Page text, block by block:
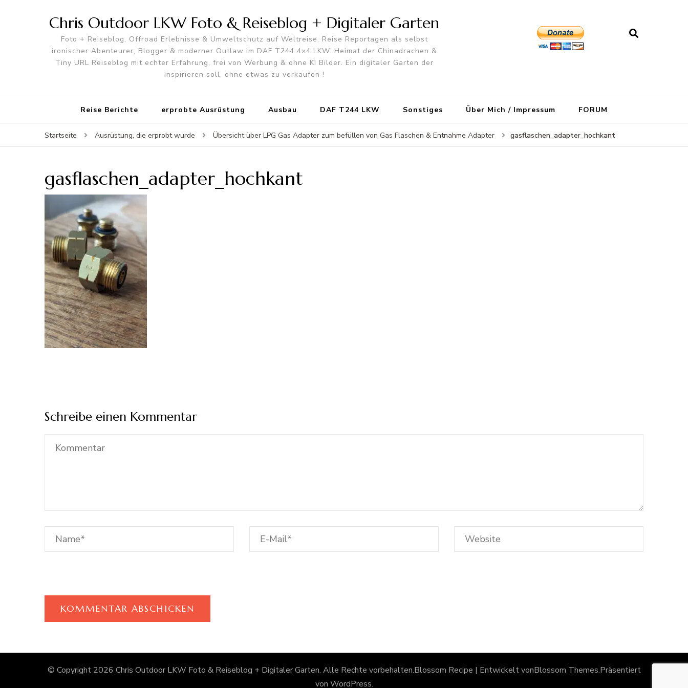
Chris Outdoor LKW Foto & Reiseblog + Digitaler Garten
Foto + Reiseblog, Offroad Erlebnisse & Umweltschutz auf Weltreise. Reise Reportagen als selbst
ironischer Abenteurer, Blogger & moderner Outlaw im DAF T244 4×4 LKW. Heimat der Chinadrachen &
Tiny URL Reiseblog mit echter Erfahrung, frei von Werbung & ohne KI Bilder. Ein digitaler Garten der
inspirieren soll, ohne etwas zu verkaufen !
Reise Berichte erprobte Ausrüstung Ausbau DAF T244 LKW Sonstiges Über Mich / Impressum FORUM
Startseite Ausrüstung, die erprobt wurde Übersicht über LPG Gas Adapter zum befüllen von Gas Flaschen & Entnahme Adapter gasflaschen_adapter_hochkant
gasflaschen_adapter_hochkant
Schreibe einen Kommentar
© Copyright 2026 Chris Outdoor LKW Foto & Reiseblog + Digitaler Garten. Alle Rechte vorbehalten.Blossom Recipe | Entwickelt vonBlossom Themes.Präsentiert
von WordPress.